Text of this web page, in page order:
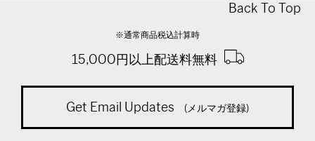
Back To Top
※通常商品税込計算時
15,000円以上配送料無料
Get Email Updates (メルマガ登録)